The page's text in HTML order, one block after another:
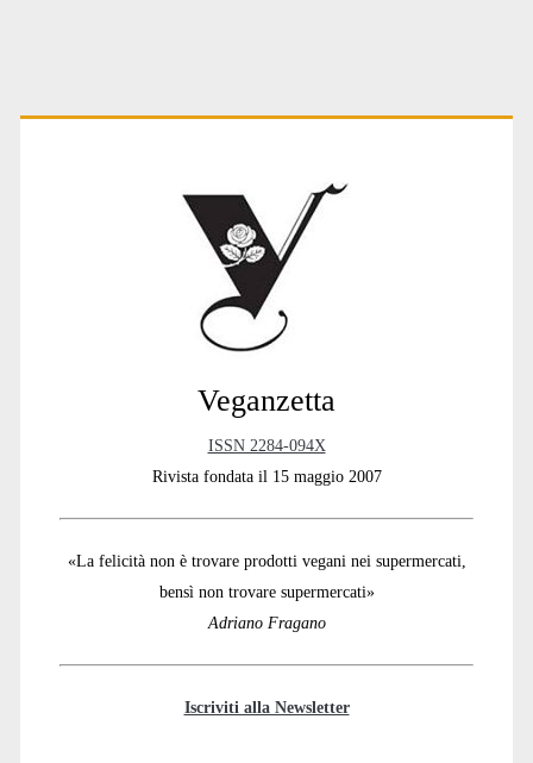
Primary
Veganzetta
ISSN 2284-094X
Rivista fondata il 15 maggio 2007
«La felicità non è trovare prodotti vegani nei supermercati,
bensì non trovare supermercati»
Adriano Fragano
Iscriviti alla Newsletter